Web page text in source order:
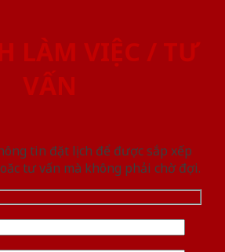
LÀM VIỆC / TƯ
VẤN
tin đặt lịch để được sắp xếp
tư vấn mà không phải chờ đợi.